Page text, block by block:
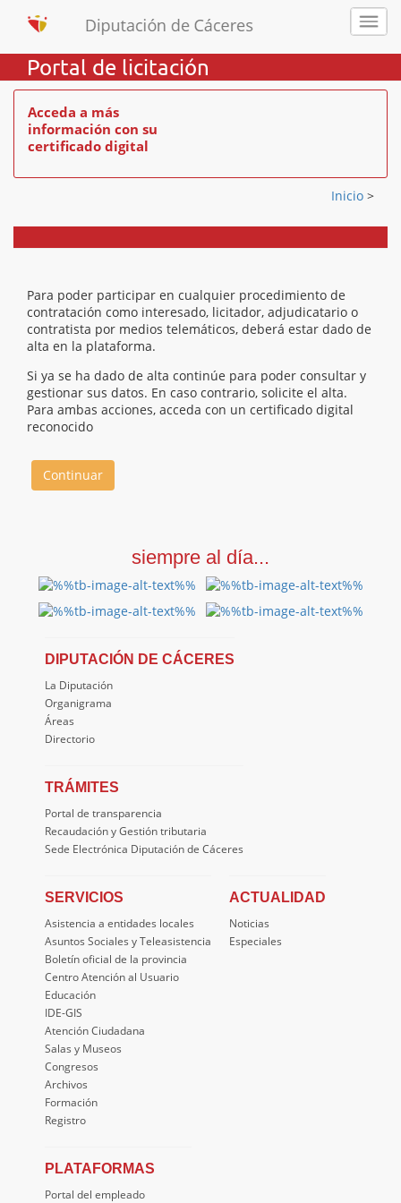
Portal de licitación
Acceda a más
información con su
certificado digital
Inicio >
Para poder participar en cualquier procedimiento de
contratación como interesado, licitador, adjudicatario o
contratista por medios telemáticos, deberá estar dado de
alta en la plataforma.
Si ya se ha dado de alta continúe para poder consultar y
gestionar sus datos. En caso contrario, solicite el alta.
Para ambas acciones, acceda con un certificado digital
reconocido
Continuar
siempre al día...
DIPUTACIÓN DE CÁCERES
La Diputación
Organigrama
Áreas
Directorio
TRÁMITES
Portal de transparencia
Recaudación y Gestión tributaria
Sede Electrónica Diputación de Cáceres
SERVICIOS
Asistencia a entidades locales
Asuntos Sociales y Teleasistencia
Boletín oficial de la provincia
Centro Atención al Usuario
Educación
IDE-GIS
Atención Ciudadana
Salas y Museos
Congresos
Archivos
Formación
Registro
ACTUALIDAD
Noticias
Especiales
PLATAFORMAS
Portal del empleado